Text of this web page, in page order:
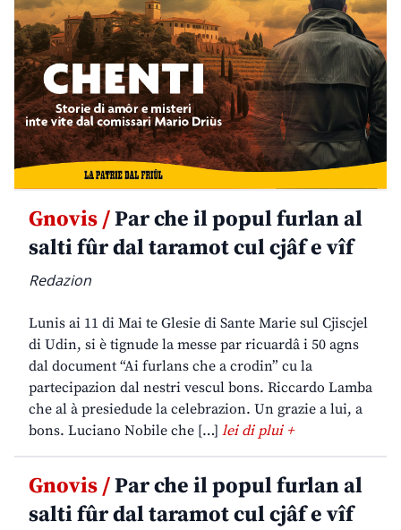
Gnovis /Par che il popul furlan al
salti fûr dal taramot cul cjâf e vîf
Redazion
Lunis ai 11 di Mai te Glesie di Sante Marie sul Cjiscjel
di Udin, si è tignude la messe par ricuardâ i 50 agns
dal document “Ai furlans che a crodin” cu la
partecipazion dal nestri vescul bons. Riccardo Lamba
che al à presiedude la celebrazion. Un grazie a lui, a
bons. Luciano Nobile che […] lei di plui +
Gnovis /Par che il popul furlan al
salti fûr dal taramot cul cjâf e vîf